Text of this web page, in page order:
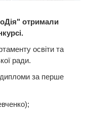
отримали
освіти та
ради.
дипломи за перше